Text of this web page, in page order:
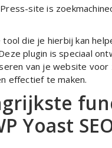
site is
tool die je hierbij kan
plugin is speciaal
van je website voor
effectief te maken.
Yoast